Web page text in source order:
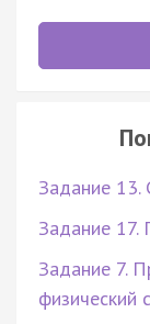
Задание 13.
Задание 17.
Задание 7.
физический